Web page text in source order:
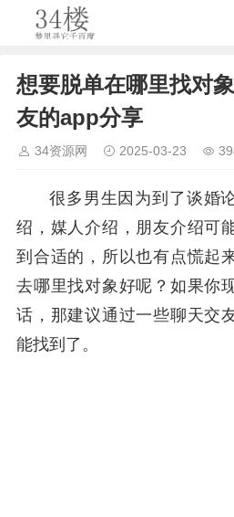
想要脱单在哪里找对
友的app分享
34资源网 2025-03-23
很多男生因为到了谈婚
绍，媒人介绍，朋友介绍可
到合适的，所以也有点慌起
去哪里找对象好呢？如果你
话，那建议通过一些聊天交
能找到了。